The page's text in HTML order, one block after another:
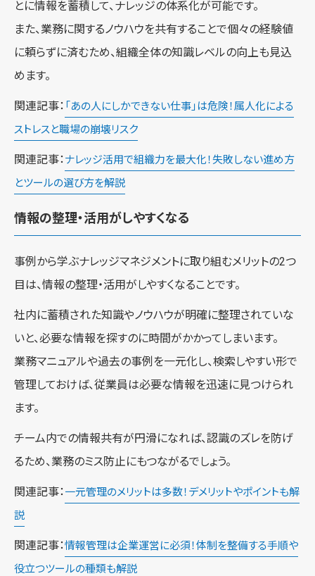
とに情報を蓄積して、ナレッジの体系化が可能です。
また、業務に関するノウハウを共有することで個々の経験値
に頼らずに済むため、組織全体の知識レベルの向上も見込
めます。
関連記事： 「あの人にしかできない仕事」は危険！属人化による
ストレスと職場の崩壊リスク
関連記事： ナレッジ活用で組織力を最大化！失敗しない進め方
とツールの選び方を解説
情報の整理・活用がしやすくなる
事例から学ぶナレッジマネジメントに取り組むメリットの2つ
目は、情報の整理・活用がしやすくなることです。
社内に蓄積された知識やノウハウが明確に整理されていな
いと、必要な情報を探すのに時間がかかってしまいます。
業務マニュアルや過去の事例を一元化し、検索しやすい形で
管理しておけば、従業員は必要な情報を迅速に見つけられ
ます。
チーム内での情報共有が円滑になれば、認識のズレを防げ
るため、業務のミス防止にもつながるでしょう。
関連記事： 一元管理のメリットは多数！デメリットやポイントも解
説
関連記事：情報管理は企業運営に必須！体制を整備する手順や
役立つツールの種類も解説